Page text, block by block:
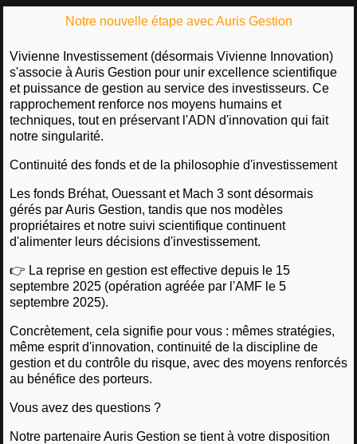
Notre nouvelle étape avec Auris Gestion
Vivienne Investissement (désormais Vivienne Innovation)
s'associe à Auris Gestion pour unir excellence scientifique
et puissance de gestion au service des investisseurs. Ce
rapprochement renforce nos moyens humains et
techniques, tout en préservant l'ADN d'innovation qui fait
notre singularité.
Continuité des fonds et de la philosophie d'investissement
Les fonds Bréhat, Ouessant et Mach 3 sont désormais
gérés par Auris Gestion, tandis que nos modèles
propriétaires et notre suivi scientifique continuent
d'alimenter leurs décisions d'investissement.
👉 La reprise en gestion est effective depuis le 15
septembre 2025 (opération agréée par l'AMF le 5
septembre 2025).
Concrètement, cela signifie pour vous : mêmes stratégies,
même esprit d'innovation, continuité de la discipline de
gestion et du contrôle du risque, avec des moyens renforcés
au bénéfice des porteurs.
Vous avez des questions ?
Notre partenaire Auris Gestion se tient à votre disposition